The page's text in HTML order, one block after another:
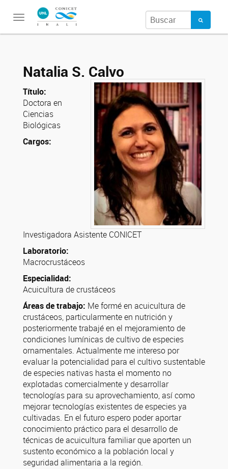
Toggle
Natalia S. Calvo
Título:
Doctora en
Ciencias
Biológicas
Cargos:
Investigadora Asistente CONICET
Laboratorio:
Macrocrustáceos
Especialidad:
Acuicultura de crustáceos
Áreas de trabajo: Me formé en acuicultura de
crustáceos, particularmente en nutrición y
posteriormente trabajé en el mejoramiento de
condiciones lumínicas de cultivo de especies
ornamentales. Actualmente me intereso por
evaluar la potencialidad para el cultivo sustentable
de especies nativas hasta el momento no
explotadas comercialmente y desarrollar
tecnologías para su aprovechamiento, así como
mejorar tecnologías existentes de especies ya
cultivadas. En el futuro espero poder aportar
conocimiento práctico para el desarrollo de
técnicas de acuicultura familiar que aporten un
sustento económico a la población local y
seguridad alimentaria a la región.